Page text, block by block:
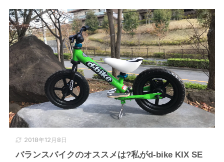
2018年12月8日
バランスバイクのオススメは?私がd-bike KIX SE